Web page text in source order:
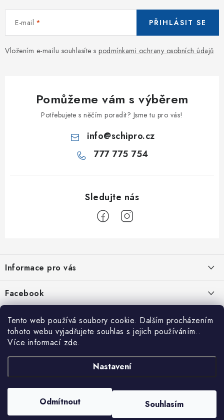
Tento web používá soubory cookie. Dalším procházením
tohoto webu vyjadřujete souhlas s jejich používáním..
Více informací zde.
Nastavení
Odmítnout Souhlasím
E-mail
Vložením e-mailu souhlasíte s podmínkami ochrany osobních údajů
PŘIHLÁSIT SE
Pomůžeme vám s výběrem
Potřebujete s něčím poradit? Jsme tu pro vás!
info@schipro.cz
777 775 754
p
a
t
Informace pro vás
Obchodní podmínky
Podmínky ochrany osobních údajů
Reklamace
Online platby Comgate
Facebook
Vytvořil Shoptet
. Všechna práva vyhrazena.Upravit nastavení